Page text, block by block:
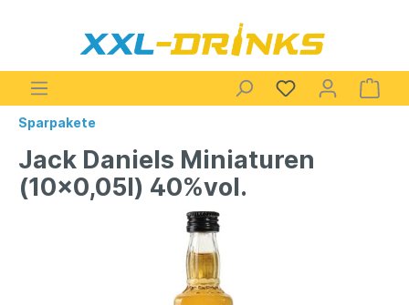
Sparpakete
Jack Daniels Miniaturen
(10x0,05l) 40%vol.